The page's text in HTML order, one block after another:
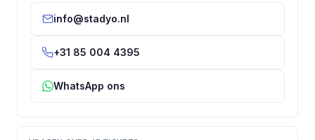
info@stadyo.nl
+31 85 004 4395
WhatsApp ons